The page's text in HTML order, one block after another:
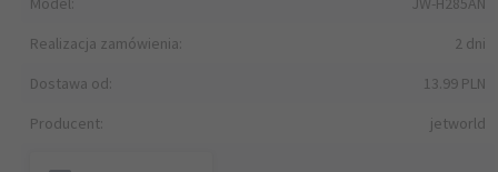
Realizacja zamówienia:
2 dni
Dostawa od:
13.99 PLN
Producent:
jetworld